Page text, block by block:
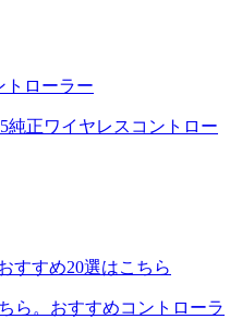
トローラー
純正ワイヤレスコントロー
すすめ20選はこちら
ら。おすすめコントローラ